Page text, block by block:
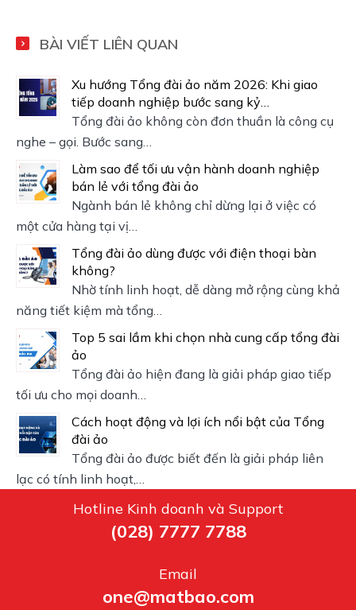
BÀI VIẾT LIÊN QUAN
Xu hướng Tổng đài ảo năm 2026: Khi giao
tiếp doanh nghiệp bước sang kỷ…
Tổng đài ảo không còn đơn thuần là công cụ
nghe – gọi. Bước sang…
Làm sao để tối ưu vận hành doanh nghiệp
bán lẻ với tổng đài ảo
Ngành bán lẻ không chỉ dừng lại ở việc có
một cửa hàng tại vị…
Tổng đài ảo dùng được với điện thoại bàn
không?
Nhờ tính linh hoạt, dễ dàng mở rộng cùng khả
năng tiết kiệm mà tổng…
Top 5 sai lầm khi chọn nhà cung cấp tổng đài
ảo
Tổng đài ảo hiện đang là giải pháp giao tiếp
tối ưu cho mọi doanh…
Cách hoạt động và lợi ích nổi bật của Tổng
đài ảo
Tổng đài ảo được biết đến là giải pháp liên
lạc có tính linh hoạt,…
Hotline Kinh doanh và Support
(028) 7777 7788
Email
one@matbao.com